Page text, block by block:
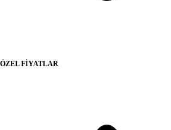
ÖZEL FİYATLAR